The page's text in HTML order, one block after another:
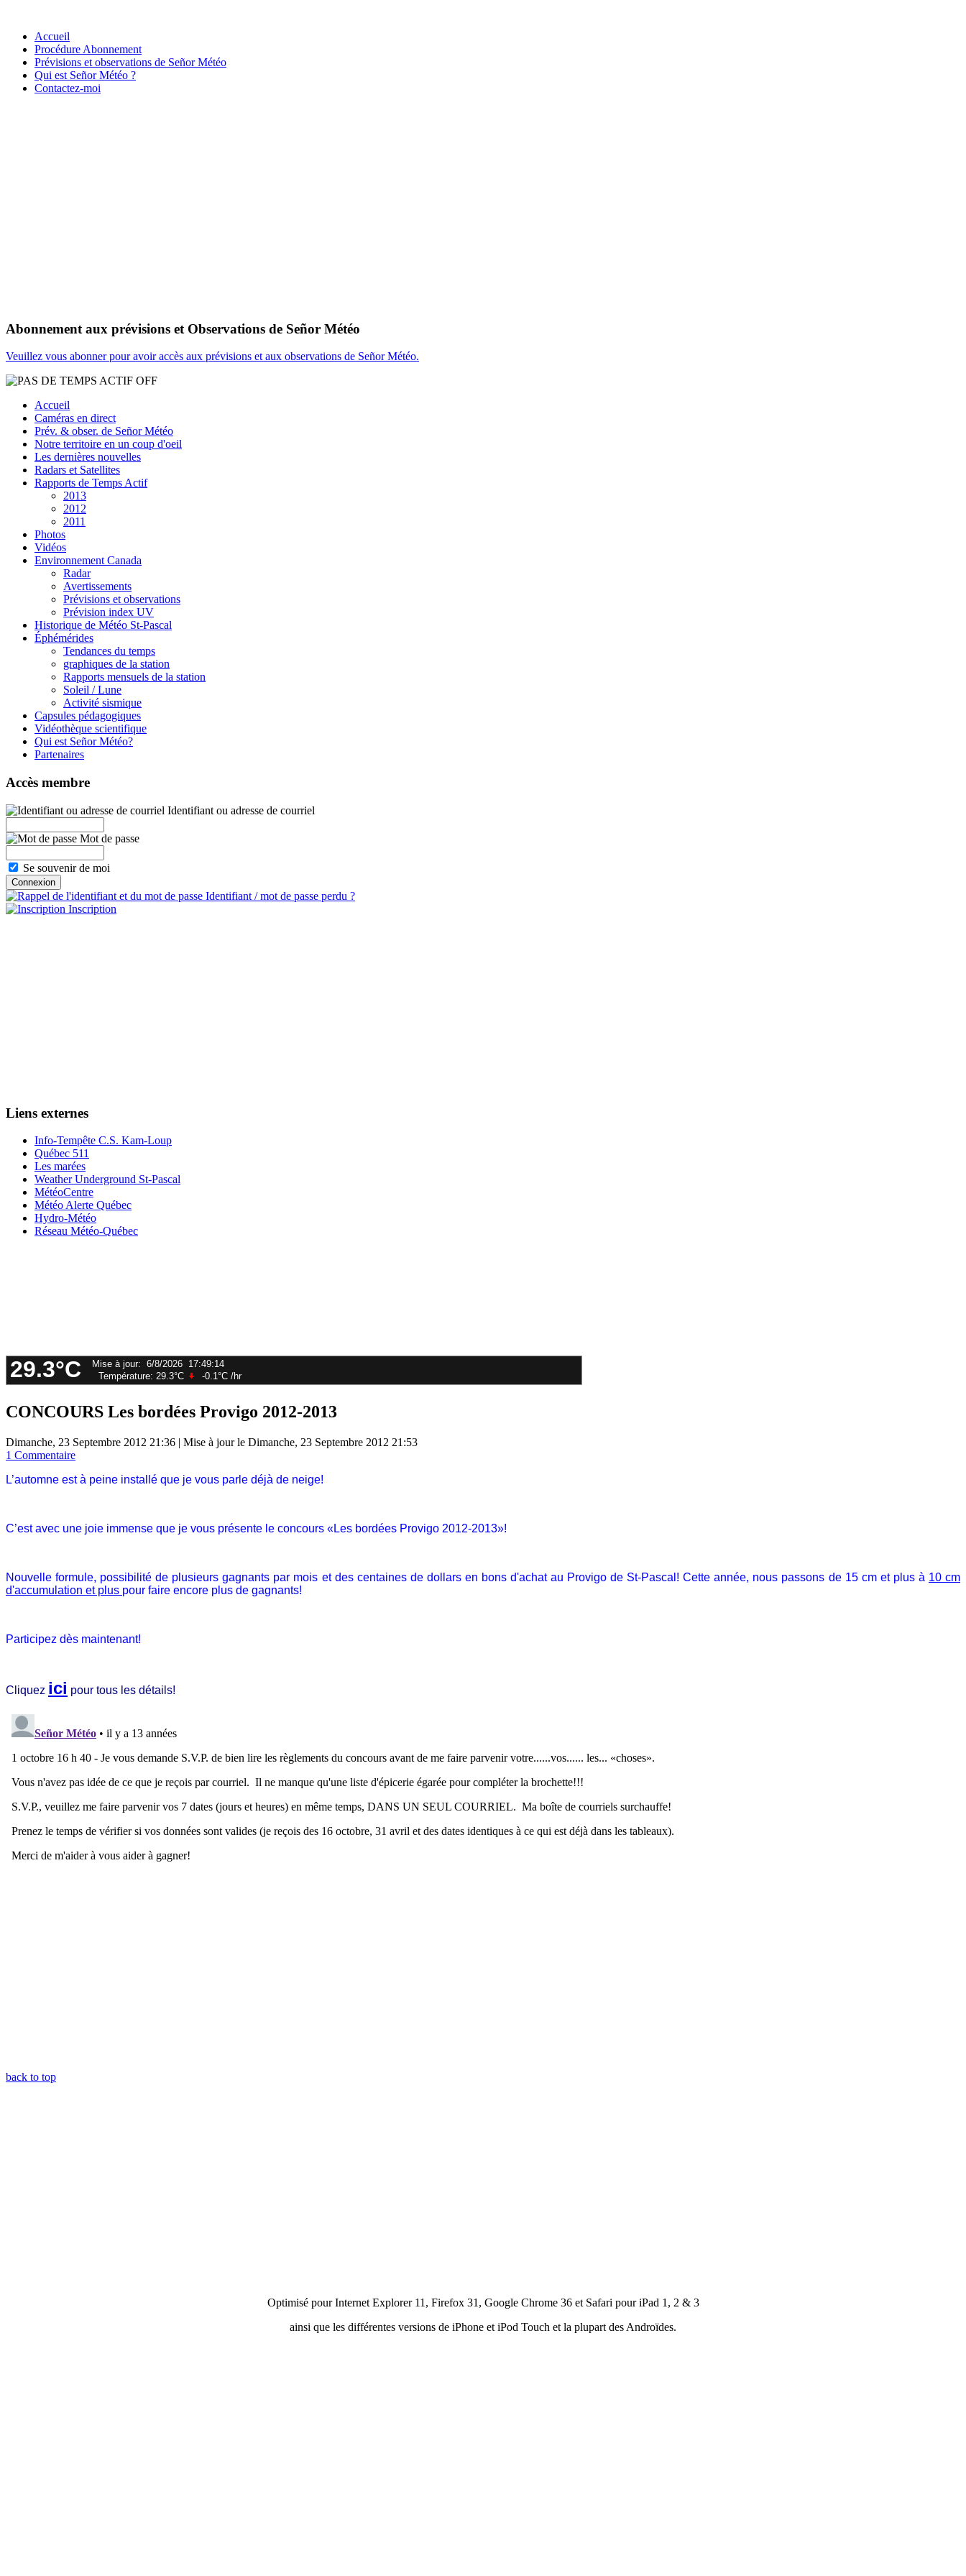
Accueil
Procédure Abonnement
Prévisions et observations de Señor Météo
Qui est Señor Météo ?
Contactez-moi
Abonnement aux prévisions et Observations de Señor Météo
Veuillez vous abonner pour avoir accès aux prévisions et aux observations de Señor Météo.
Accueil
Caméras en direct
Prév. & obser. de Señor Météo
Notre territoire en un coup d'oeil
Les dernières nouvelles
Radars et Satellites
Rapports de Temps Actif
2013
2012
2011
Photos
Vidéos
Environnement Canada
Radar
Avertissements
Prévisions et observations
Prévision index UV
Historique de Météo St-Pascal
Éphémérides
Tendances du temps
graphiques de la station
Rapports mensuels de la station
Soleil / Lune
Activité sismique
Capsules pédagogiques
Vidéothèque scientifique
Qui est Señor Météo?
Partenaires
Accès membre
Identifiant ou adresse de courriel
Mot de passe
Se souvenir de moi
Identifiant / mot de passe perdu ?
Inscription
Liens externes
Info-Tempête C.S. Kam-Loup
Québec 511
Les marées
Weather Underground St-Pascal
MétéoCentre
Météo Alerte Québec
Hydro-Météo
Réseau Météo-Québec
CONCOURS Les bordées Provigo 2012-2013
Dimanche, 23 Septembre 2012 21:36 | Mise à jour le Dimanche, 23 Septembre 2012 21:53
1 Commentaire
L’automne est à peine installé que je vous parle déjà de neige!
C’est avec une joie immense que je vous présente le concours «Les bordées Provigo 2012-2013»!
Nouvelle formule, possibilité de plusieurs gagnants par mois et des centaines de dollars en bons d'achat au Provigo de St-Pascal!Cette année, nous passons de 15 cm et plus à 10 cm
d'accumulation et plus pour faire encore plus de gagnants!
Participez dès maintenant!
Cliquez ici pour tous les détails!
back to top
Optimisé pour Internet Explorer 11, Firefox 31, Google Chrome 36 et Safari pour iPad 1, 2 & 3
ainsi que les différentes versions de iPhone et iPod Touch et la plupart des Androïdes.